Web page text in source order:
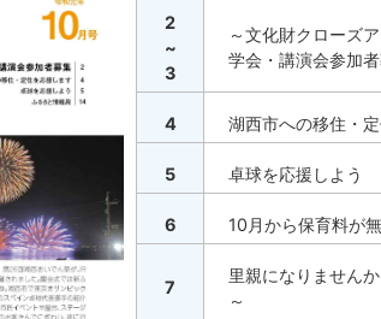
2
~
3
～文化財クローズ
学会・講演会参加
4 湖西市への移住・
5 卓球を応援しよう
6 10月から保育料が
7
里親になりません
～